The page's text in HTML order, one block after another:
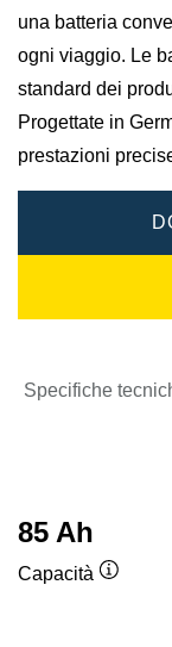
una batteria
ogni viaggio. Le
standard dei
Progettate in
prestazioni
Specifiche
85 Ah
Capacità